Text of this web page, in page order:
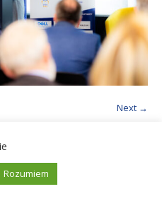
Next →
Informatyczne
Rozumiem